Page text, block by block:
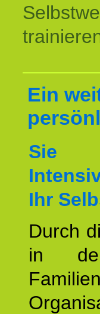
Ein
Sie
Ihr
Durch
in der